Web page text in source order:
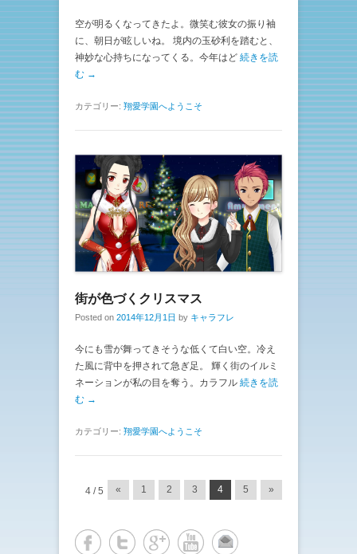
空が明るくなってきたよ。微笑む彼女の振り袖
に、朝日が眩しいね。 境内の玉砂利を踏むと、
神妙な心持ちになってくる。今年はど 続きを読
む →
カテゴリー: 翔愛学園へようこそ
街が色づくクリスマス
Posted on 2014年12月1日 by キャラフレ
今にも雪が舞ってきそうな低くて白い空。冷え
た風に背中を押されて急ぎ足。 輝く街のイルミ
ネーションが私の目を奪う。カラフル 続きを読
む →
カテゴリー: 翔愛学園へようこそ
投稿ナビゲーション
4 / 5 « 1 2 3 4 5 »